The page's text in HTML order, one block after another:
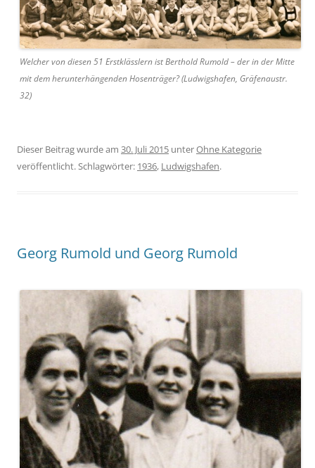
Welcher von diesen 51 Erstklässlern ist Berthold Rumold – der in der Mitte
mit dem herunterhängenden Hosenträger? (Ludwigshafen, Gräfenaustr.
32)
Dieser Beitrag wurde am 30. Juli 2015 unterOhne Kategorie
veröffentlicht. Schlagwörter: 1936, Ludwigshafen.
Georg Rumold und Georg Rumold